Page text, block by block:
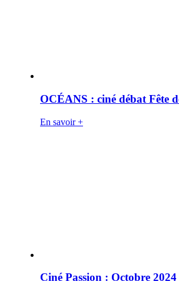
OCÉANS : ciné débat Fête
En savoir +
Ciné Passion : Octobre 2024